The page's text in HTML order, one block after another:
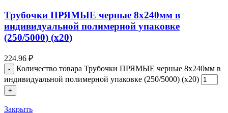
Трубочки ПРЯМЫЕ черные 8х240мм в
индивидуальной полимерной упаковке
(250/5000) (х20)
224.96 ₽
Количество товара Трубочки ПРЯМЫЕ черные 8х240мм в
индивидуальной полимерной упаковке (250/5000) (х20)
Закрыть